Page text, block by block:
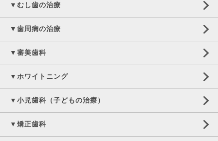
▼むし歯の治療
▼歯周病の治療
▼審美歯科
▼ホワイトニング
▼小児歯科（子どもの治療）
▼矯正歯科